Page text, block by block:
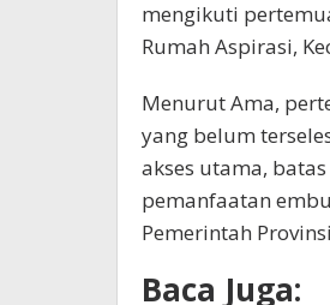
mengikuti
Rumah Aspirasi,
Menurut Ama,
yang belum
akses utama,
pemanfaatan
Pemerintah
Baca Juga: